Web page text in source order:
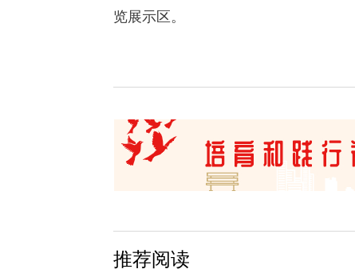
览展示区。
推荐阅读